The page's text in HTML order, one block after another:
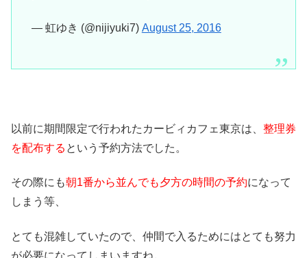
— 虹ゆき (@nijiyuki7) August 25, 2016
以前に期間限定で行われたカービィカフェ東京は、 整理券
を配布する という予約方法でした。
その際にも朝1番から並んでも夕方の時間の予約になって
しまう等、
とても混雑していたので、仲間で入るためにはとても努力
が必要になってしまいますね。